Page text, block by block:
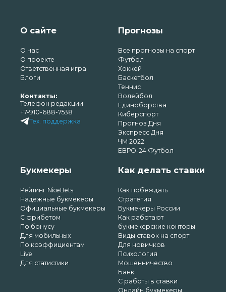
О сайте
О нас
О проекте
Ответственная игра
Блоги
Контакты:
Телефон редакции
+7-910-688-7538
Тех. поддержка
Прогнозы
Все прогнозы на спорт
Футбол
Хоккей
Баскетбол
Теннис
Волейбол
Единоборства
Киберспорт
Прогноз Дня
Экспресс Дня
ЧМ 2022
ЕВРО-24 Футбол
Букмекеры
Рейтинг NiceBets
Надежные букмекеры
Официальные букмекеры
С фрибетом
По бонусу
Для мобильных
По коэффициентам
Live
Для статистики
Как делать ставки
Как побеждать
Стратегия
Букмекеры России
Как работают
букмекерские конторы
Виды ставок на спорт
Для новичков
Психология
Мошенничество
Банк
С работы в ставки
Онлайн букмекеры